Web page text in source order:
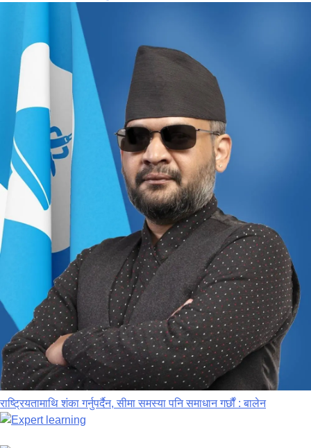
राष्ट्रियतामाथि शंका गर्नुपर्दैन, सीमा समस्या पनि समाधान गर्छौं : बालेन